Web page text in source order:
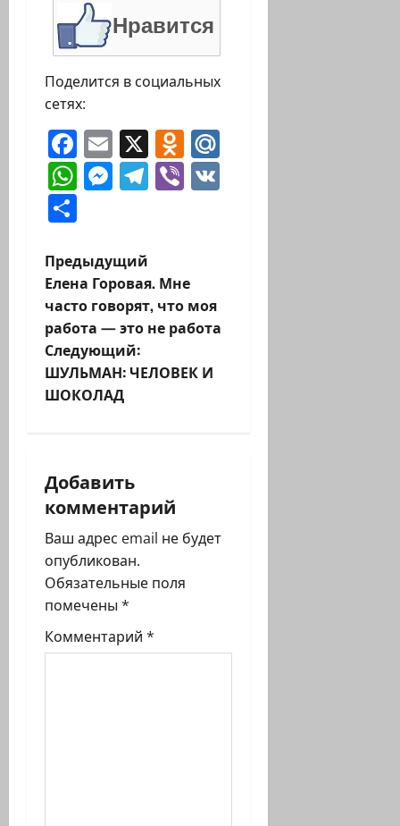
Нравится
Поделится в социальных
сетях:
Facebook
Email
X Odnoklassniki
WhatsApp
Messenger
Telegram
Viber
Н
а
в
и
ц
и
я
з
а
Предыдущий
Елена Горовая. Мне
часто говорят, что моя
работа — это не работа
Следующий:
ШУЛЬМАН: ЧЕЛОВЕК И
ШОКОЛАД
Добавить
комментарий
Ваш адрес email не будет
опубликован.
Обязательные поля
помечены *
Комментарий *